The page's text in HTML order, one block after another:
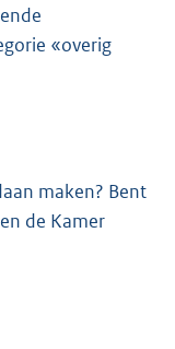
«overig
maken? Bent
de Kamer